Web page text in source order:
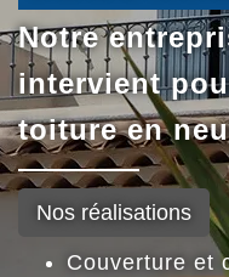
Notre
intervient
toiture en
Nos réalisations
Couverture et